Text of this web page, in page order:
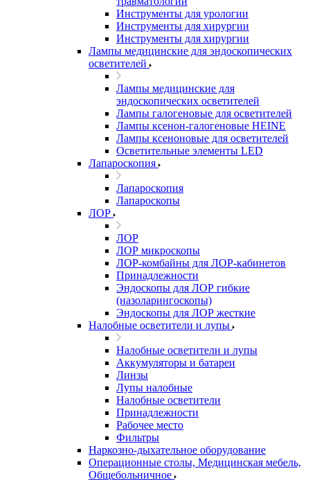
Инструменты для урологии
Инструменты для хирургии
Инструменты для хирургии
Лампы медицинские для эндоскопических
осветителей
Лампы медицинские для
эндоскопических осветителей
Лампы галогеновые для осветителей
Лампы ксенон-галогеновые HEINE
Лампы ксеноновые для осветителей
Осветительные элементы LED
Лапароскопия
Лапароскопия
Лапароскопы
ЛОР
ЛОР
ЛОР микроскопы
ЛОР-комбайны для ЛОР-кабинетов
Принадлежности
Эндоскопы для ЛОР гибкие
(назоларингоскопы)
Эндоскопы для ЛОР жесткие
Налобные осветители и лупы
Налобные осветители и лупы
Аккумуляторы и батареи
Линзы
Лупы налобные
Налобные осветители
Принадлежности
Рабочее место
Фильтры
Наркозно-дыхательное оборудование
Операционные столы, Медицинская мебель,
Общебольничное